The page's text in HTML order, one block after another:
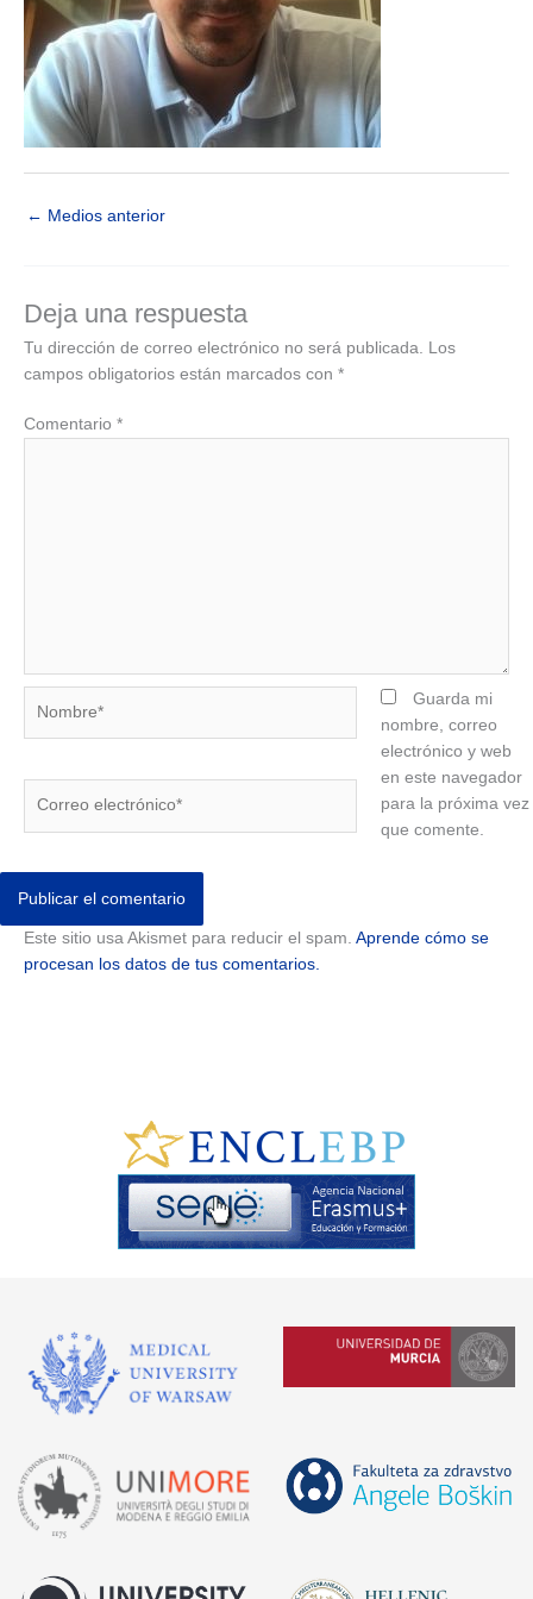
← Medios anterior
Deja una respuesta
Tu dirección de correo electrónico no será publicada.
Los
campos obligatorios están marcados con *
Comentario *
Guarda mi
nombre, correo
electrónico y web
en este navegador
para la próxima vez
que comente.
Este sitio usa Akismet para reducir el spam. Aprende cómo se
procesan los datos de tus comentarios.